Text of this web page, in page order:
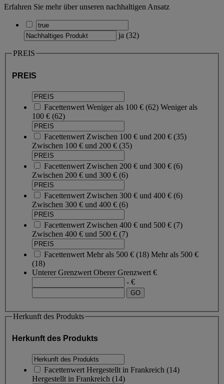
Erfahren Sie mehr über unseren nachhaltigen Ansatz
ja (32)
PREIS
PREIS
Facettenwert Weniger als 100 € (62) Weniger als
100 € (62)
Facettenwert Zwischen 100 € und 200 € (35)
Zwischen 100 € und 200 € (35)
Facettenwert Zwischen 200 € und 300 € (6)
Zwischen 200 € und 300 € (6)
Facettenwert Zwischen 300 € und 400 € (6)
Zwischen 300 € und 400 € (6)
Facettenwert Zwischen 400 € und 500 € (7)
Zwischen 400 € und 500 € (7)
Facettenwert Mehr als 500 € (18) Mehr als 500 €
(18)
Unterer Grenzwert Oberer Grenzwert €
- €
Herkunft des Produkts
Herkunft des Produkts
Facettenwert Hergestellt in Frankreich (14)
Hergestellt in Frankreich (14)